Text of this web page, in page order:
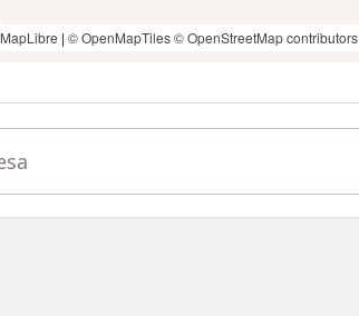
MapLibre | © OpenMapTiles© OpenStreetMap contributors